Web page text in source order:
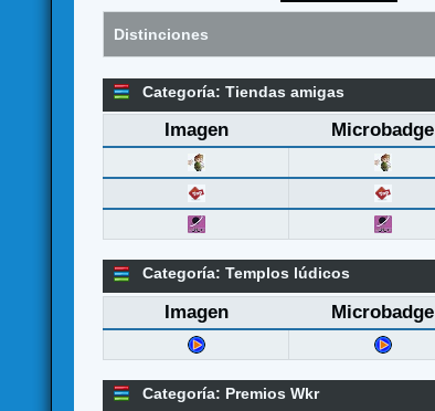
Distinciones
Categoría: Tiendas amigas
Imagen Microbadge
Categoría: Templos lúdicos
Imagen Microbadge
Categoría: Premios Wkr